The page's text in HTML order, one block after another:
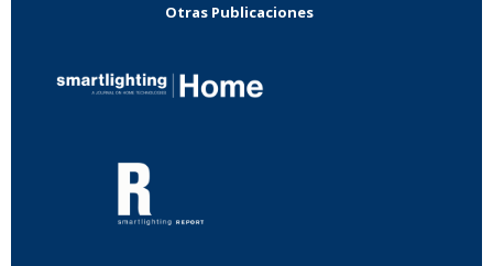
Otras Publicaciones